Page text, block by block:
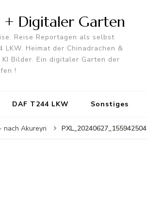
+ Digitaler Garten
Reise Reportagen als selbst
Heimat der Chinadrachen &
Bilder. Ein digitaler Garten der
!
DAF T244 LKW Sonstiges
nach Akureyri PXL_20240627_155942504